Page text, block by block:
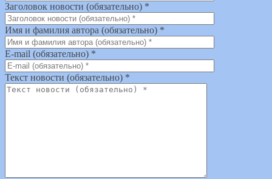
Заголовок новости (обязательно) *
Имя и фамилия автора (обязательно) *
E-mail (обязательно) *
Текст новости (обязательно) *